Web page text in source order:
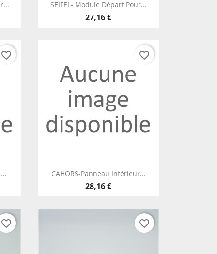
Aperçu rapide
SEIFEL- Module Départ Pour...
27,16 €
favorite_border
Aperçu rapide
CAHORS-Panneau Inférieur...
28,16 €
favorite_border
favorite_border favorite_border